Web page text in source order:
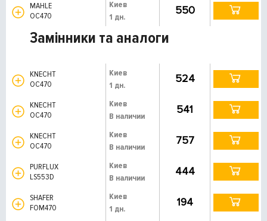
MAHLE
OC470
Киев
1 дн.
550
Замінники та аналоги
KNECHT
OC470
Киев
1 дн.
524
KNECHT
OC470
Киев
В наличии
541
KNECHT
OC470
Киев
В наличии
757
PURFLUX
LS553D
Киев
В наличии
444
SHAFER
FOM470
Киев
1 дн.
194